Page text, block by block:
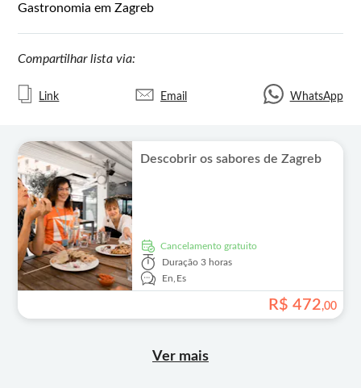
Gastronomia em Zagreb
Compartilhar lista via:
Link Email WhatsApp
Descobrir os sabores de Zagreb
Cancelamento gratuito
Duração 3 horas
En,Es
R$ 472,00
Ver mais